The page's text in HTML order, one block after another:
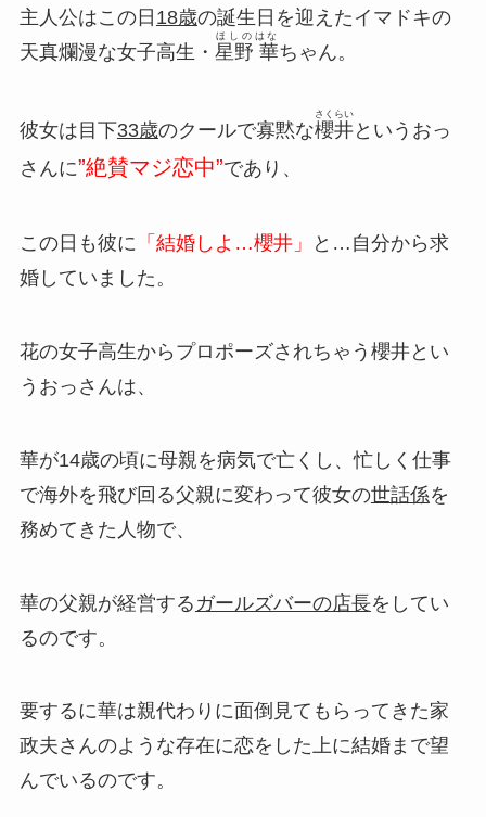
主人公はこの日 18歳の誕生日を迎えたイマドキの
天真爛漫な女子高生・ 星野 華
ほしのはな
ちゃん。
彼女は目下33歳のクールで寡黙な櫻井
さくらい
というおっ
さんに”絶賛マジ恋中”であり、
この日も彼に 「結婚しよ…櫻井」
と…自分から求
婚していました。
花の女子高生からプロポーズされちゃう櫻井とい
うおっさんは、
華が14歳の頃に母親を病気で亡くし、忙しく仕事
で海外を飛び回る父親に変わって彼女の世話係を
務めてきた人物で、
華の父親が経営する ガールズバーの店長をしてい
るのです。
要するに華は親代わりに面倒見てもらってきた家
政夫さんのような存在に恋をした上に結婚まで望
んでいるのです。